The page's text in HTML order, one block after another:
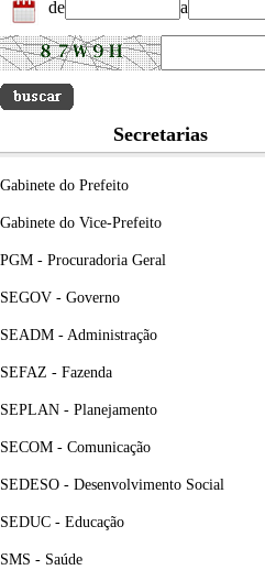
de a
Secretarias
Gabinete do Prefeito
Gabinete do Vice-Prefeito
PGM - Procuradoria Geral
SEGOV - Governo
SEADM - Administração
SEFAZ - Fazenda
SEPLAN - Planejamento
SECOM - Comunicação
SEDESO - Desenvolvimento Social
SEDUC - Educação
SMS - Saúde